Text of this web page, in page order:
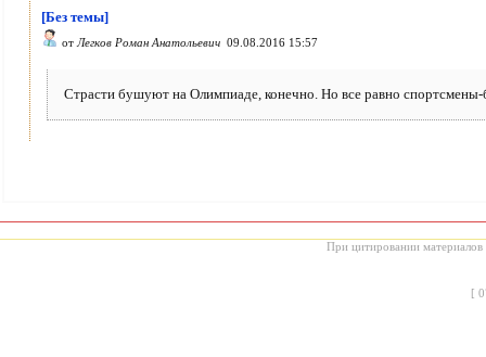
[Без темы]
от Легков Роман Анатольевич 09.08.2016 15:57
Страсти бушуют на Олимпиаде, конечно. Но все равно
При цитировании материалов
[